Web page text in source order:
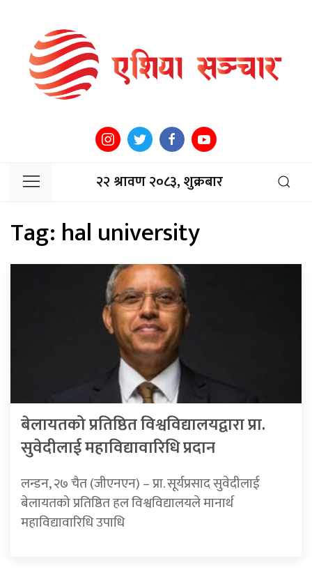
२२ श्रावण २०८३, शुक्रबार
Tag: hal university
बेलायतको प्रतिष्ठित विश्वविद्यालयद्वारा प्रा.
सुवेदीलाई महाविद्यावारिधि प्रदान
लन्डन, २७ चैत (जीएनएन) – प्रा. सूर्यप्रसाद सुवेदीलाई
बेलायतको प्रतिष्ठित हल विश्वविद्यालयले मानार्थ
महाविद्यावारिधि उपाधि